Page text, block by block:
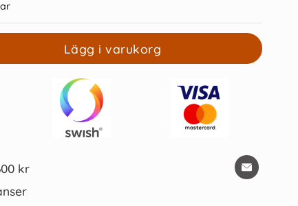
- Blå
kr/st
Köp
22 kr/st
Köp
Lägg i varukorg
kr